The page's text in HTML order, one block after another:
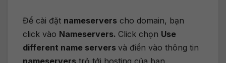
Để cài đặt nameservers cho domain, bạn
click vào Nameservers. Click chọn Use
different name servers và điền vào thông tin
nameservers trỏ tới hosting của bạn.